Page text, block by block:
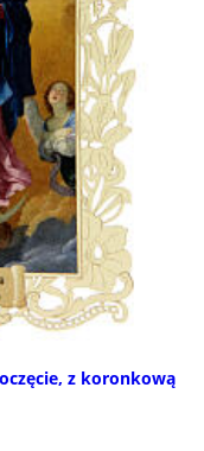
z koronkową